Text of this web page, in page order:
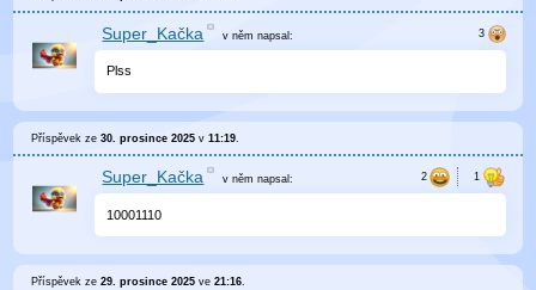
Super_Kačka v němnapsal:
Plss
Příspěvek ze30. prosince 2025 v11:19.
Super_Kačka v němnapsal:
10001110
Příspěvek ze29. prosince 2025 ve21:16.